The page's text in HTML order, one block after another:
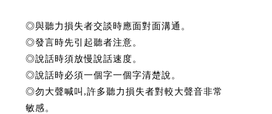
◎與聽力損失者交談時應面對面溝通。
◎發言時先引起聽者注意。
◎說話時須放慢說話速度。
◎說話時必須一個字一個字清楚說。
◎勿大聲喊叫,許多聽力損失者對較大聲音非常
敏感。